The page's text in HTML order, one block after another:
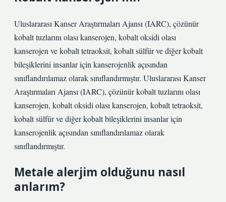
Uluslararası Kanser Araştırmaları Ajansı (IARC), çözünür
kobalt tuzlarını olası kanserojen, kobalt oksidi olası
kanserojen ve kobalt tetraoksit, kobalt sülfür ve diğer kobalt
bileşiklerini insanlar için kanserojenlik açısından
sınıflandırılamaz olarak sınıflandırmıştır. Uluslararası Kanser
Araştırmaları Ajansı (IARC), çözünür kobalt tuzlarını olası
kanserojen, kobalt oksidi olası kanserojen, kobalt tetraoksit,
kobalt sülfür ve diğer kobalt bileşiklerini insanlar için
kanserojenlik açısından sınıflandırılamaz olarak
sınıflandırmıştır.
Metale alerjim olduğunu nasıl
anlarım?